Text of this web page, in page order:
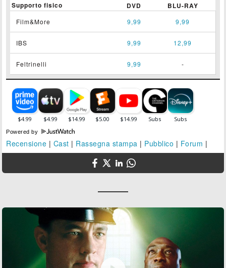
Supporto fisico DVD BLU-RAY
Film&More 9,99 9,99
IBS 9,99 12,99
Feltrinelli 9,99 -
Powered by
Recensione | Cast | Rassegna stampa | Pubblico | Forum |